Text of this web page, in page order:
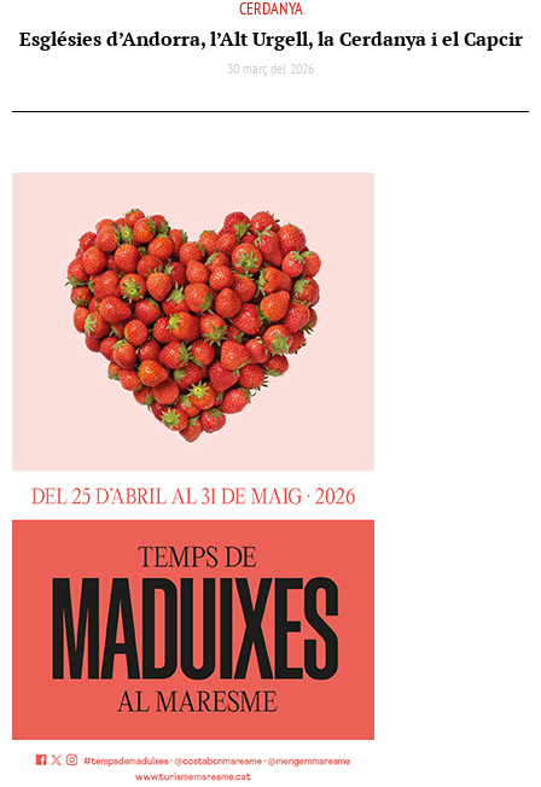
CERDANYA
Esglésies d’Andorra, l’Alt Urgell, la Cerdanya i el Capcir
30 març del 2026